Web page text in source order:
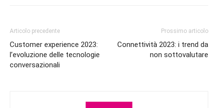
Articolo precedente
Customer experience 2023:
l’evoluzione delle tecnologie
conversazionali
Prossimo articolo
Connettività 2023: i trend da
non sottovalutare